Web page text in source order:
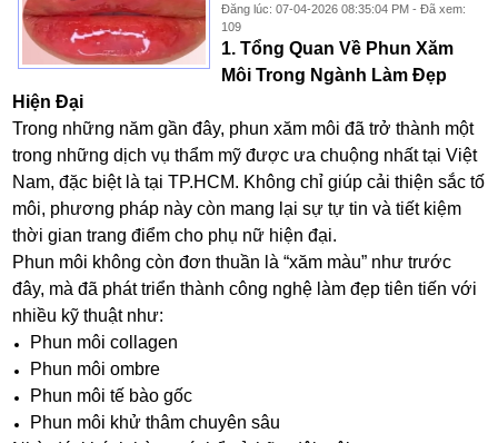
Đăng lúc: 07-04-2026 08:35:04 PM - Đã xem:
109
1. Tổng Quan Về Phun Xăm
Môi Trong Ngành Làm Đẹp
Hiện Đại
Trong những năm gần đây, phun xăm môi đã trở thành một
trong những dịch vụ thẩm mỹ được ưa chuộng nhất tại Việt
Nam, đặc biệt là tại TP.HCM. Không chỉ giúp cải thiện sắc tố
môi, phương pháp này còn mang lại sự tự tin và tiết kiệm
thời gian trang điểm cho phụ nữ hiện đại.
Phun môi không còn đơn thuần là “xăm màu” như trước
đây, mà đã phát triển thành công nghệ làm đẹp tiên tiến với
nhiều kỹ thuật như:
Phun môi collagen
Phun môi ombre
Phun môi tế bào gốc
Phun môi khử thâm chuyên sâu